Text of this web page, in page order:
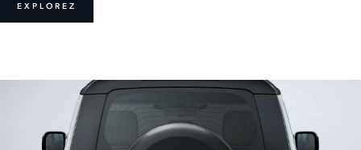
EXPLOREZ